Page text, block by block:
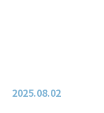
2025.08.02